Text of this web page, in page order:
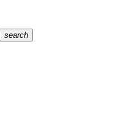
search